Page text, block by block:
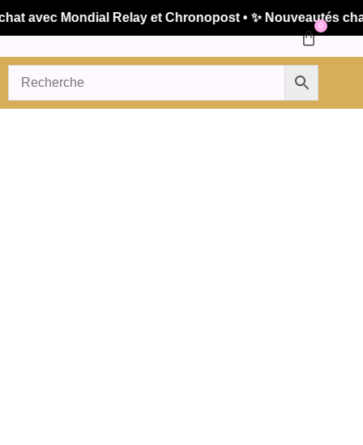
Mondial Relay et Chronopost • ✨ Nouveautés
0